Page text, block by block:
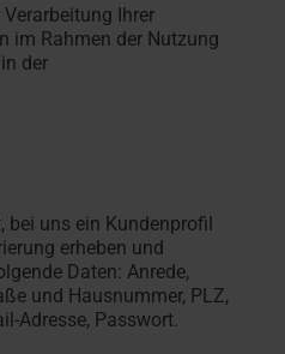
Ihrer
im Rahmen der Nutzung
der
bei uns ein Kundenprofil
erheben und
Daten: Anrede,
und Hausnummer, PLZ,
Adresse, Passwort.